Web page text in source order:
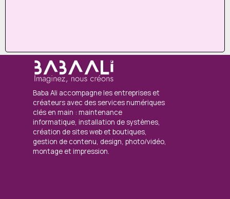
Baba Ali accompagne les entreprises et
créateurs avec des services numériques
clés en main : maintenance
informatique, installation de systèmes,
création de sites web et boutiques,
gestion de contenu, design, photo/vidéo,
montage et impression.